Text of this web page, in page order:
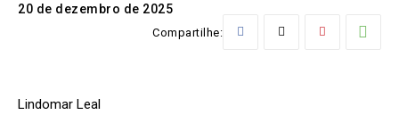
20 de dezembro de 2025
Compartilhe:
Lindomar Leal